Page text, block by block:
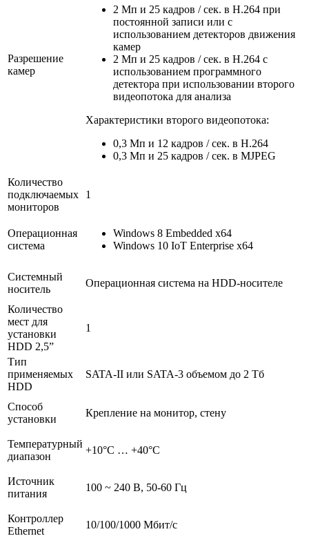
Разрешение
камер
2 Мп и 25 кадров / сек. в H.264 при
постоянной записи или с
использованием детекторов движения
камер
2 Мп и 25 кадров / сек. в H.264 с
использованием программного
детектора при использовании второго
видеопотока для анализа
Характеристики второго видеопотока:
0,3 Мп и 12 кадров / сек. в H.264
0,3 Мп и 25 кадров / сек. в MJPEG
Количество
подключаемых
мониторов
1
Операционная
система
Windows 8 Embedded x64
Windows 10 IoT Enterprise x64
Системный
носитель
Операционная система на HDD-носителе
Количество
мест для
установки
HDD 2,5”
1
Тип
применяемых
HDD
SATA-II или SATA-3 объемом до 2 Тб
Способ
установки
Крепление на монитор, стену
Температурный
диапазон
+10°С … +40°С
Источник
питания
100 ~ 240 В, 50-60 Гц
Контроллер
Ethernet
10/100/1000 Мбит/с